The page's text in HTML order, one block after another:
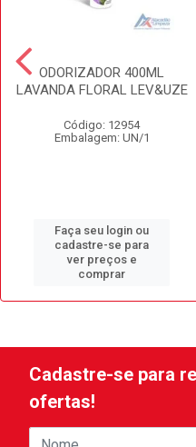
ODORIZADOR 400ML
LAVANDA FLORAL LEV&UZE
Código: 12954
Embalagem: UN/1
Faça seu login ou
cadastre-se para
ver preços e
comprar
Cadastre-se para
ofertas!